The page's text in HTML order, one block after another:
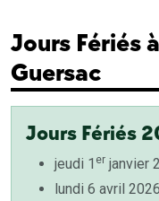
Jours Fériés
Guersac
Jours Fériés
jeudi 1 er janvier
lundi 6 avril 2026